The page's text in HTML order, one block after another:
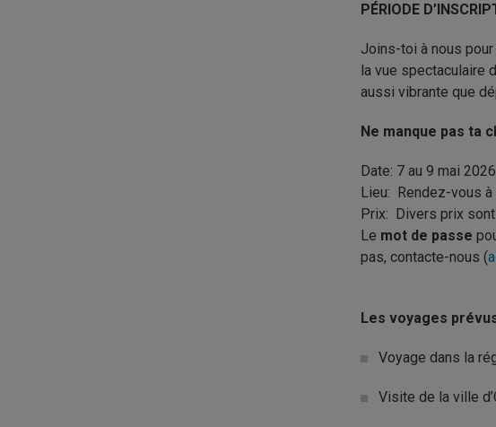
PÉRIODE
Joins-toi à nous
la vue spectaculaire
aussi vibrante que
Ne manque pas ta
Date: 7 au 9 mai 2026
Lieu: Rendez-vous à
Prix: Divers prix
Le mot de passe
pas, contacte-nous (
Les voyages
Voyage dans la
Visite de la ville